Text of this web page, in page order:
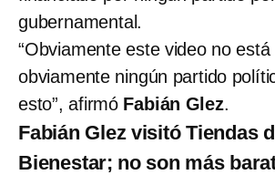
gubernamental.
“Obviamente este video no
obviamente ningún partido
esto”, afirmó Fabián Glez.
Fabián Glez visitó Tiendas
Bienestar; no son más